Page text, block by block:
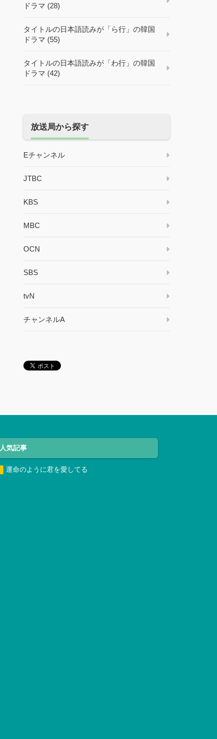
ドラマ (28)
タイトルの日本語読みが「ら行」の韓国
ドラマ (55)
タイトルの日本語読みが「わ行」の韓国
ドラマ (42)
放送局から探す
Eチャンネル
JTBC
KBS
MBC
OCN
SBS
tvN
チャンネルA
人気記事
運命のように君を愛してる